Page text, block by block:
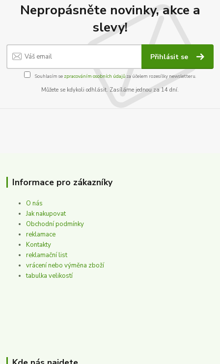
Nepropásněte novinky, akce a
slevy!
Přihlásit se
Souhlasím se zpracováním osobních údajůza účelem rozesílky newsletteru.
Můžete se kdykoli odhlásit. Zasíláme jednou za 14 dní.
Informace pro zákazníky
O nás
Jak nakupovat
Obchodní podmínky
reklamace
Kontakty
reklamační list
vrácení nebo výměna zboží
tabulka velikostí